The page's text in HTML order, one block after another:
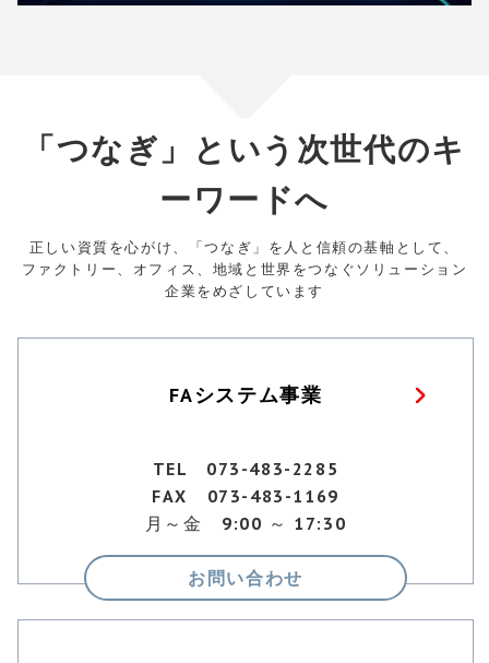
「つなぎ」という次世代のキ
ーワードへ
正しい資質を心がけ、「つなぎ」を人と信頼の基軸として、
ファクトリー、オフィス、地域と世界をつなぐソリューション
企業をめざしています
FAシステム事業
TEL 073-483-2285
FAX 073-483-1169
月～金 9:00 ～ 17:30
お問い合わせ